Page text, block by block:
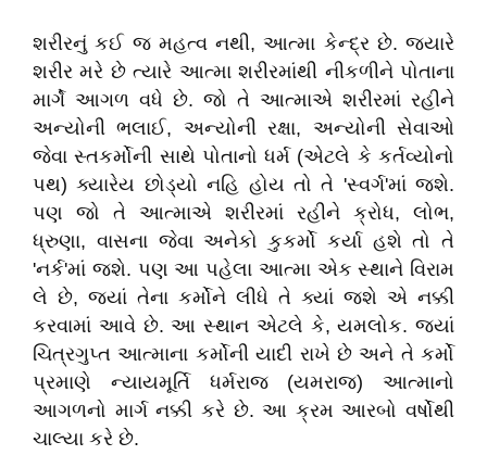
શરીરનું કઈ જ મહત્વ નથી, આત્મા કેન્દ્ર છે. જયારે
શરીર મરે છે ત્યારે આત્મા શરીરમાંથી નીકળીને પોતાના
માર્ગે આગળ વધે છે. જો તે આત્માએ શરીરમાં રહીને
અન્યોની ભલાઈ, અન્યોની રક્ષા, અન્યોની સેવાઓ
જેવા સ્તકર્મોની સાથે પોતાનો ધર્મ (એટલે કે કર્તવ્યોનો
પથ) ક્યારેય છોડ્યો નહિ હોય તો તે 'સ્વર્ગ'માં જશે.
પણ જો તે આત્માએ શરીરમાં રહીને ક્રોધ, લોભ,
ધ્રુણા, વાસના જેવા અનેકો કુકર્મો કર્યા હશે તો તે
'નર્ક'માં જશે. પણ આ પહેલા આત્મા એક સ્થાને વિરામ
લે છે, જ્યાં તેના કર્મોને લીધે તે ક્યાં જશે એ નક્કી
કરવામાં આવે છે. આ સ્થાન એટલે કે, યમલોક. જ્યાં
ચિત્રગુપ્ત આત્માના કર્મોની યાદી રાખે છે અને તે કર્મો
પ્રમાણે ન્યાયમૂર્તિ ધર્મરાજ (યમરાજ) આત્માનો
આગળનો માર્ગ નક્કી કરે છે. આ ક્રમ આરબો વર્ષોથી
ચાલ્યા કરે છે.